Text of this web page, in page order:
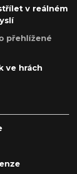
v reálném
přehlížené
ve hrách